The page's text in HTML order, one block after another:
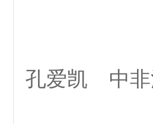
孔爱凯 中非